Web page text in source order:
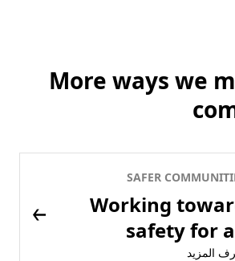
More ways we
SAFER
Working
safety for
المزيد